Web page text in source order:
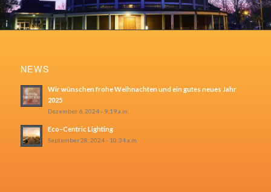
NEWS
Wir wünschen frohe Weihnachten und ein gutes neues Jahr
2025
Dezember 6, 2024 - 9:19 a.m.
Eco–Centric Lighting
September 28, 2024 - 10:34 a.m.